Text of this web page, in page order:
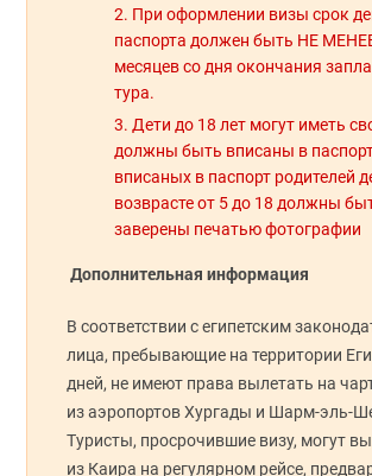
При оформлении визы срок
паспорта должен быть НЕ
месяцев со дня окончания
тура.
Дети до 18 лет могут иметь
должны быть вписаны в
вписаных в паспорт родителей
возврасте от 5 до 18 должны
заверены печатью фотографии
Дополнительная информация
В соответствии с египетским
лица, пребывающие на территории
дней, не имеют права вылетать на
из аэропортов Хургады и Шарм-эль-
Туристы, просрочившие визу, могут
из Каира на регулярном рейсе,